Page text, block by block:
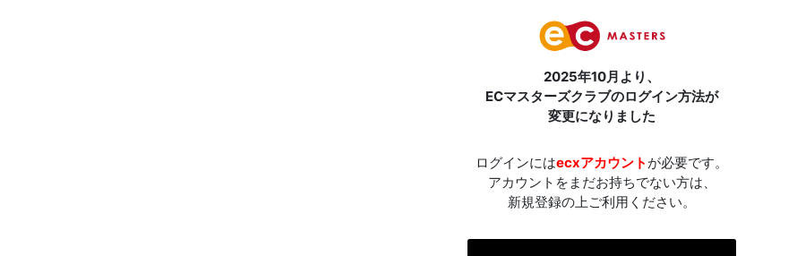
2025年10月より、
ECマスターズクラブのログイン方法が
変更になりました
ログインにはecxアカウント が必要です。
アカウントをまだお持ちでない方は、
新規登録の上ご利用ください。